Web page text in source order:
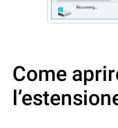
Come